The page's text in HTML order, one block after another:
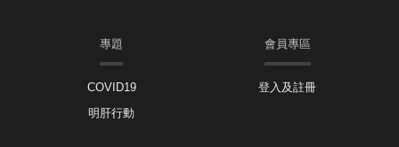
專題
COVID19
明肝行動
會員專區
登入及註冊